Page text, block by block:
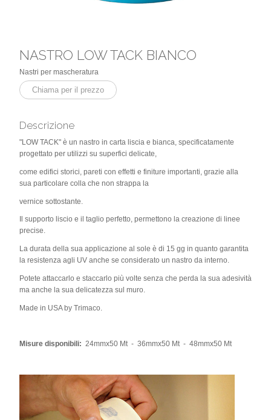
NASTRO LOW TACK BIANCO
Nastri per mascheratura
Chiama per il prezzo
Descrizione
"LOW TACK" è un nastro in carta liscia e bianca, specificatamente
progettato per utilizzi su superfici delicate,
come edifici storici, pareti con effetti e finiture importanti, grazie alla
sua particolare colla che non strappa la
vernice sottostante.
Il supporto liscio e il taglio perfetto, permettono la creazione di linee
precise.
La durata della sua applicazione al sole è di 15 gg in quanto garantita
la resistenza agli UV anche se considerato un nastro da interno.
Potete attaccarlo e staccarlo più volte senza che perda la sua adesività
ma anche la sua delicatezza sul muro.
Made in USA by Trimaco.
Misure disponibili: 24mmx50 Mt - 36mmx50 Mt - 48mmx50 Mt